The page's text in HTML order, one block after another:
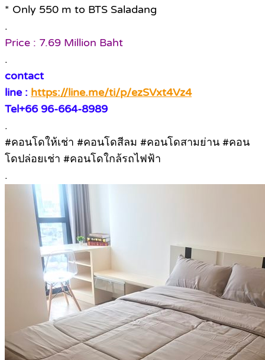
* Only 550 m to BTS Saladang
.
Price : 7.69 Million Baht
.
contact
line : https://line.me/ti/p/ezSVxt4Vz4
Tel+66 96-664-8989
.
#คอนโดให้เช่า #คอนโดสีลม #คอนโดสามย่าน #คอน
โดปล่อยเช่า #คอนโดใกล้รถไฟฟ้า
.